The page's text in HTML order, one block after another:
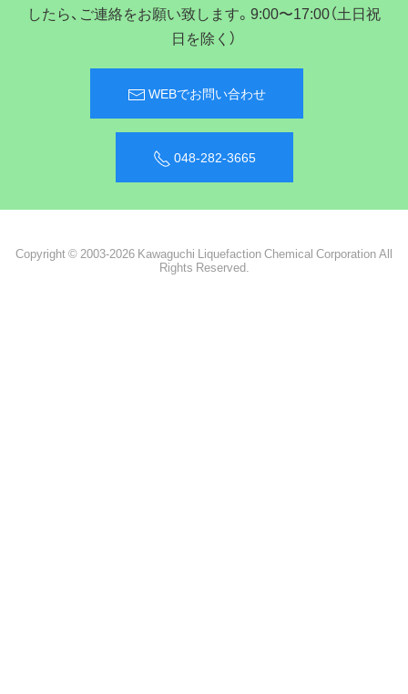
したら、ご連絡をお願い致します。9:00〜17:00（土日祝
日を除く）
WEBでお問い合わせ
048-282-3665
Copyright © 2003-2026 Kawaguchi Liquefaction Chemical Corporation All
Rights Reserved.